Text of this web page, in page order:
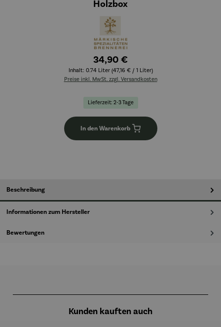
Holzbox
34,90 €
Inhalt: 0.74 Liter (47,16 € / 1 Liter)
Preise inkl. MwSt. zzgl. Versandkosten
Lieferzeit: 2-3 Tage
In den Warenkorb
Beschreibung
Informationen zum Hersteller
Bewertungen
Kunden kauften auch